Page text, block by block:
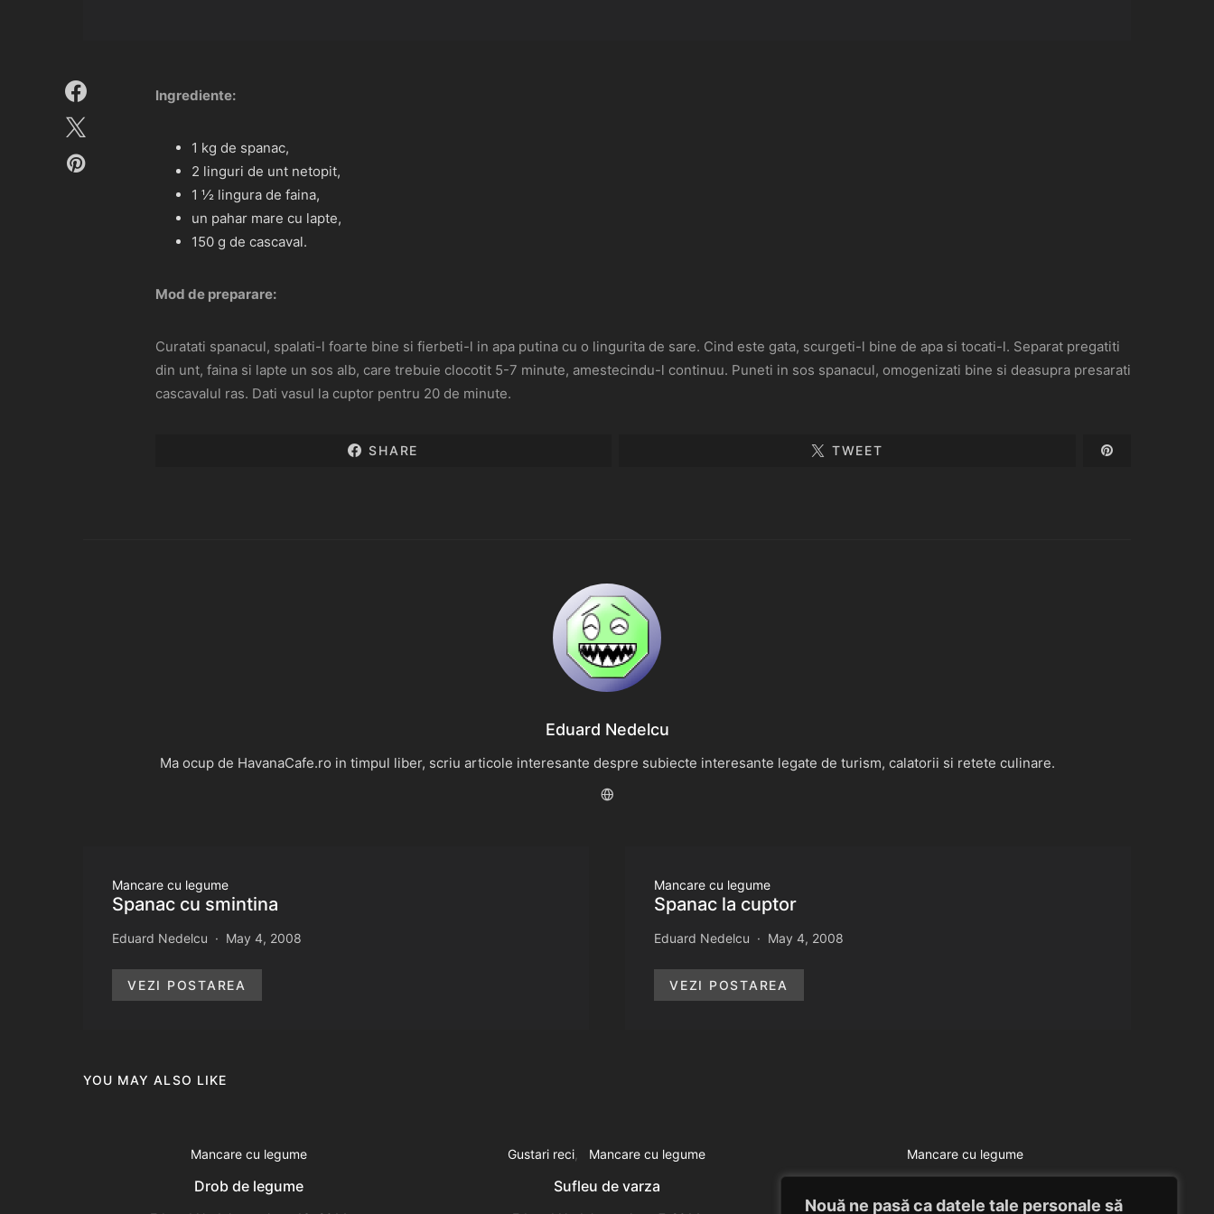
Nouă ne pasă ca datele tale personale să
Ingrediente:
1 kg de spanac,
2 linguri de unt netopit,
1 ½ lingura de faina,
un pahar mare cu lapte,
150 g de cascaval.
Mod de preparare:
Curatati spanacul, spalati-l foarte bine si fierbeti-l in apa putina cu o lingurita de sare. Cind este gata, scurgeti-l bine de apa si tocati-l. Separat pregatiti
din unt, faina si lapte un sos alb, care trebuie clocotit 5-7 minute, amestecindu-l continuu. Puneti in sos spanacul, omogenizati bine si deasupra presarati
cascavalul ras. Dati vasul la cuptor pentru 20 de minute.
SHARE TWEET
Eduard Nedelcu
Ma ocup de HavanaCafe.ro in timpul liber, scriu articole interesante despre subiecte interesante legate de turism, calatorii si retete culinare.
Mancare cu legume
Spanac cu smintina
Eduard Nedelcu May 4, 2008
VEZI POSTAREA
Mancare cu legume
Spanac la cuptor
Eduard Nedelcu May 4, 2008
VEZI POSTAREA
YOU MAY ALSO LIKE
Mancare cu legume
Drob de legume
Gustari reci Mancare cu legume
Sufleu de varza
Mancare cu legume